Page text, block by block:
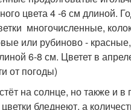
цвета 4 -6 см длиной.
многочисленные,
или рубиново -
6-8 см. Цветет в
от погоды)
на солнце, но также и в
бледнеют, а